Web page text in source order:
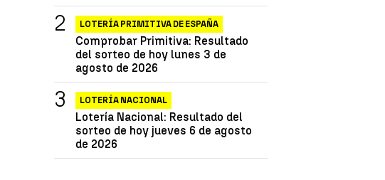
LOTERÍA PRIMITIVA DE ESPAÑA
Comprobar Primitiva: Resultado
del sorteo de hoy lunes 3 de
agosto de 2026
LOTERÍA NACIONAL
Lotería Nacional: Resultado del
sorteo de hoy jueves 6 de agosto
de 2026